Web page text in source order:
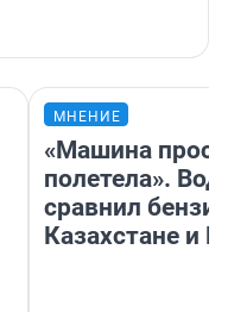
МНЕНИЕ
«Машина
полетела».
сравнил
Казахстане и